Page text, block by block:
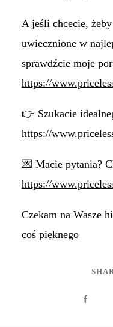
A jeśli chcecie,
uwiecznione w
sprawdźcie moje
https://
👉 Szukacie
https://
💌 Macie pytania?
https://
Czekam na Wasze
coś pięknego